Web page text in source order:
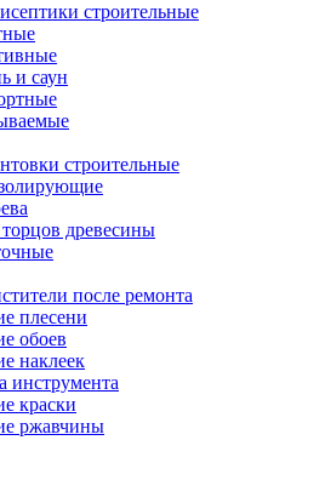
строительные
и саун
строительные
древесины
после ремонта
плесени
обоев
наклеек
инструмента
краски
ржавчины